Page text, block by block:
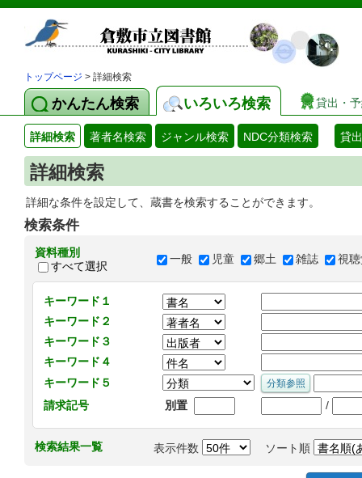
トップページ > 詳細検索
かんたん検索 いろいろ検索 貸出・
詳細検索 著者名検索 ジャンル検索 NDC分類検索 貸
詳細検索
詳細な条件を設定して、蔵書を検索することができます。
検索条件
資料種別
すべて選択
一般 児童 郷土 雑誌 視
キーワード１
キーワード２
キーワード３
キーワード４
キーワード５
請求記号
別置 /
検索結果一覧 表示件数 ソート順